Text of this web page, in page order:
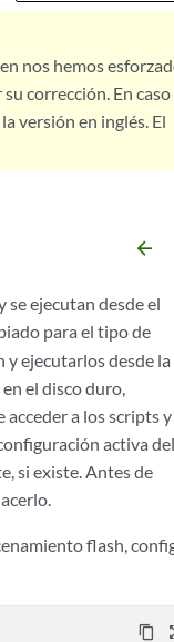
nos hemos
corrección. En caso
versión en inglés. El
arrow_backward
se ejecutan desde el
para el tipo de
y ejecutarlos desde la
el disco duro,
acceder a los scripts y
activa del
si existe. Antes de
flash,
content_copy